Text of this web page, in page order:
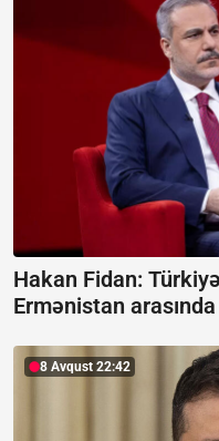
Hakan Fidan:
Ermənistan
8 Avqust 22:42